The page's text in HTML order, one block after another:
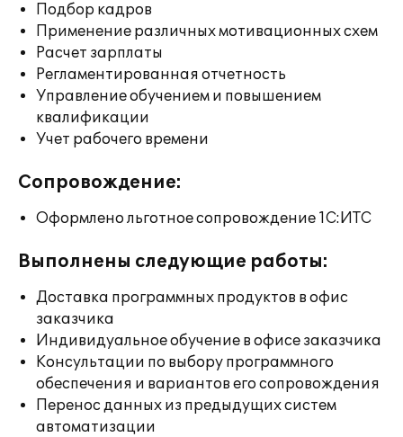
Подбор кадров
Применение различных мотивационных схем
Расчет зарплаты
Регламентированная отчетность
Управление обучением и повышением
квалификации
Учет рабочего времени
Сопровождение:
Оформлено льготное сопровождение 1С:ИТС
Выполнены следующие работы:
Доставка программных продуктов в офис
заказчика
Индивидуальное обучение в офисе заказчика
Консультации по выбору программного
обеспечения и вариантов его сопровождения
Перенос данных из предыдущих систем
автоматизации